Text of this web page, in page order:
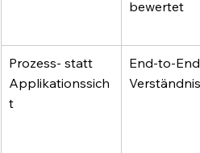
bewertet
Prozess- statt
Applikationssich
t
End-to-
Verständnis